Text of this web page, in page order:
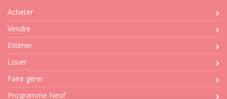
Acheter
Vendre
Estimer
Louer
Faire gérer
Programme Neuf